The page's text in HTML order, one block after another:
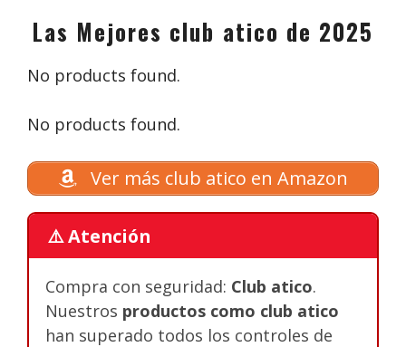
Las Mejores club atico de 2025
No products found.
No products found.
Ver más club atico en Amazon
⚠️ Atención
Compra con seguridad: Club atico.
Nuestros productos como club atico
han superado todos los controles de